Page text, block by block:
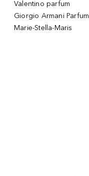
Valentino parfum
Giorgio Armani Parfum
Marie-Stella-Maris